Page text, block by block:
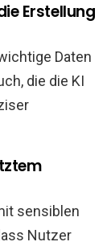
Erstellung
Daten
die die KI
sensiblen
Nutzer